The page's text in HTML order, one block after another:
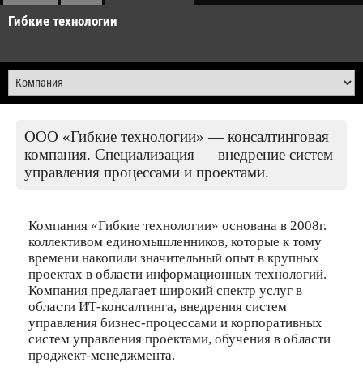
Гибкие технологии
ООО «Гибкие технологии» — консалтинговая
компания. Специализация — внедрение систем
управления процессами и проектами.
Компания «Гибкие технологии» основана в 2008г.
коллективом единомышленников, которые к тому
времени накопили значительный опыт в крупных
проектах в области информационных технологий.
Компания предлагает широкий спектр услуг в
области ИТ-консалтинга, внедрения систем
управления бизнес-процессами и корпоративных
систем управления проектами, обучения в области
проджект-менеджмента.